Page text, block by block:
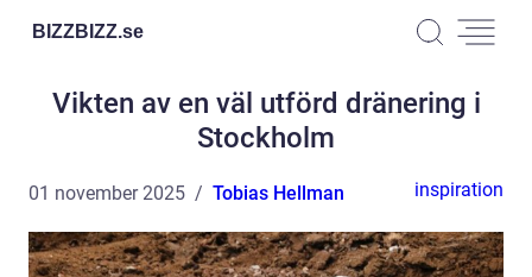
BIZZBIZZ.se
Vikten av en väl utförd dränering i
Stockholm
01 november 2025 Tobias Hellman inspiration